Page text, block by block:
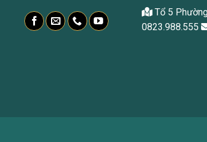
Tổ 5
0823.988.555